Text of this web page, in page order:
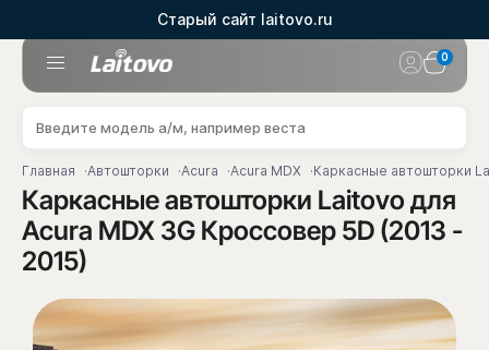
Старый сайт laitovo.ru
0
Главная Автошторки Acura Acura MDX Каркасные автошторки
Каркасные автошторки Laitovo для
Acura MDX 3G Кроссовер 5D (2013 -
2015)